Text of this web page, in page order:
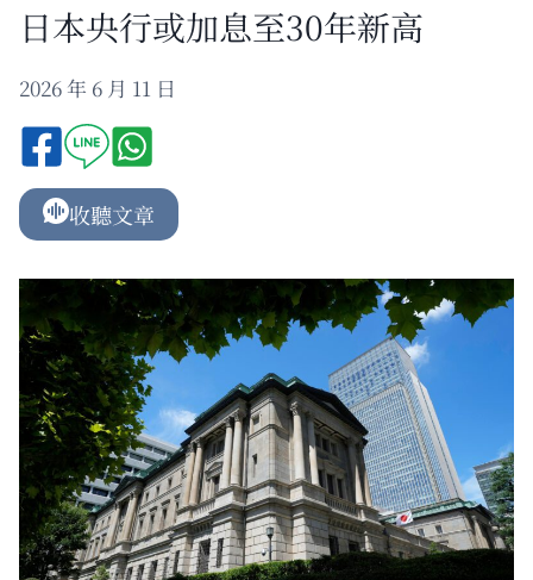
日本央行或加息至30年新高
2026 年 6 月 11 日
收聽文章